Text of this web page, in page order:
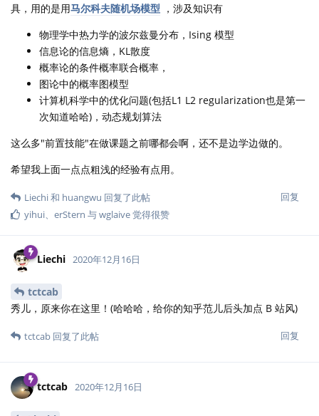
具，用的是用马尔科夫随机场模型 ，涉及知识有
物理学中热力学的波尔兹曼分布，Ising 模型
信息论的信息熵，KL散度
概率论的条件概率联合概率，
图论中的概率图模型
计算机科学中的优化问题(包括L1 L2 regularization也是第一
次知道哈哈)，动态规划算法
这么多"前置技能"在做课题之前哪都会啊，还不是边学边做的。
希望我上面一点点粗浅的经验有点用。
回复
Liechi和 huangwu 回复了此帖
yihui
erStern 与wglaive觉得很赞
Liechi 2020年12月16日
tctcab
秀儿，原来你在这里！(哈哈哈，给你的知乎范儿后头加点 B 站风)
回复
tctcab 回复了此帖
tctcab 2020年12月16日